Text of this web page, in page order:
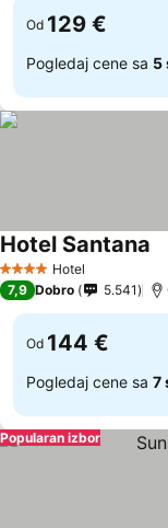
Od 129 €
Pogledaj cene sa 5
4 ZvezdiceHotel
Hotel Santana
7,9 Dobro 5.541
Od 144 €
Pogledaj cene sa 7
Popularan izbor